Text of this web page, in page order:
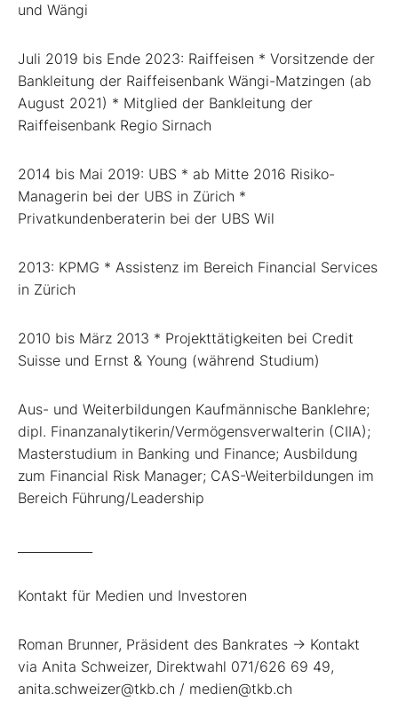
und Wängi
Juli 2019 bis Ende 2023: Raiffeisen * Vorsitzende der
Bankleitung der Raiffeisenbank Wängi-Matzingen (ab
August 2021) * Mitglied der Bankleitung der
Raiffeisenbank Regio Sirnach
2014 bis Mai 2019: UBS * ab Mitte 2016 Risiko-
Managerin bei der UBS in Zürich *
Privatkundenberaterin bei der UBS Wil
2013: KPMG * Assistenz im Bereich Financial Services
in Zürich
2010 bis März 2013 * Projekttätigkeiten bei Credit
Suisse und Ernst & Young (während Studium)
Aus- und Weiterbildungen Kaufmännische Banklehre;
dipl. Finanzanalytikerin/Vermögensverwalterin (CIIA);
Masterstudium in Banking und Finance; Ausbildung
zum Financial Risk Manager; CAS-Weiterbildungen im
Bereich Führung/Leadership
Kontakt für Medien und Investoren
Roman Brunner, Präsident des Bankrates -> Kontakt
via Anita Schweizer, Direktwahl 071/626 69 49,
anita.schweizer@tkb.ch / medien@tkb.ch